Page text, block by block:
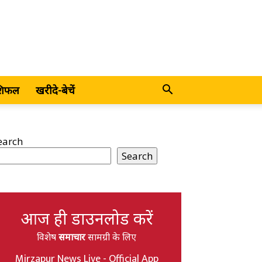
खरीदे-बेचें
Search
आज ही डाउनलोड करें
विशेषसमाचारसामग्री के लिए